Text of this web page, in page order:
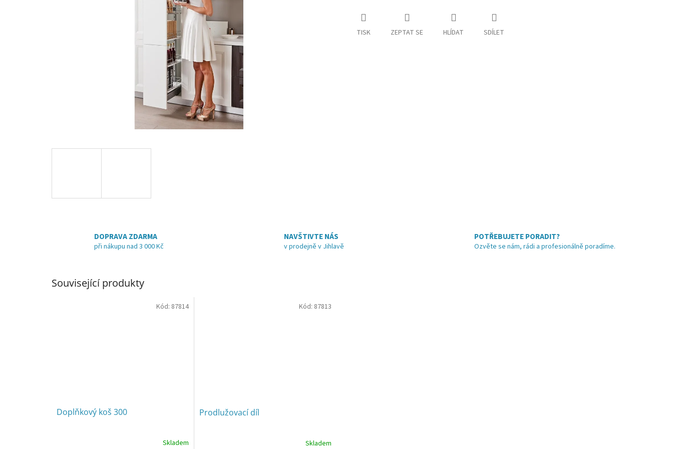
TISK ZEPTAT SE HLÍDAT SDÍLET
DOPRAVA ZDARMA
při nákupu nad 3 000 Kč
NAVŠTIVTE NÁS
v prodejně v Jihlavě
POTŘEBUJETE PORADIT?
Ozvěte se nám, rádi a profesionálně poradíme.
Související produkty
Doplňkový koš 300
Skladem
Kód: 87814
Prodlužovací díl
Skladem
Kód: 87813